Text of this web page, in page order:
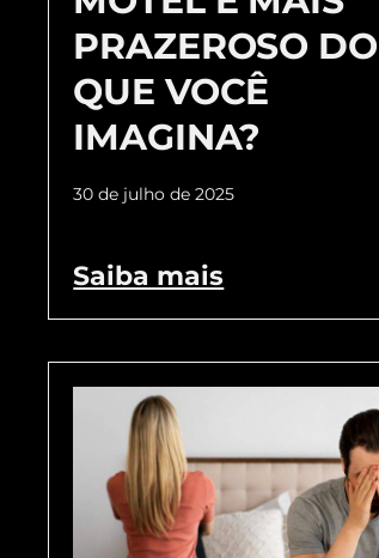
PRAZEROSO DO
QUE VOCÊ
IMAGINA?
30 de julho de 2025
Saiba mais